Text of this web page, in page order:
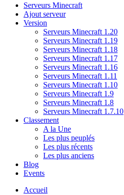
Serveurs Minecraft
Ajout serveur
Version
Serveurs Minecraft 1.20
Serveurs Minecraft 1.19
Serveurs Minecraft 1.18
Serveurs Minecraft 1.17
Serveurs Minecraft 1.16
Serveurs Minecraft 1.11
Serveurs Minecraft 1.10
Serveurs Minecraft 1.9
Serveurs Minecraft 1.8
Serveurs Minecraft 1.7.10
Classement
A la Une
Les plus peuplés
Les plus récents
Les plus anciens
Blog
Events
Accueil